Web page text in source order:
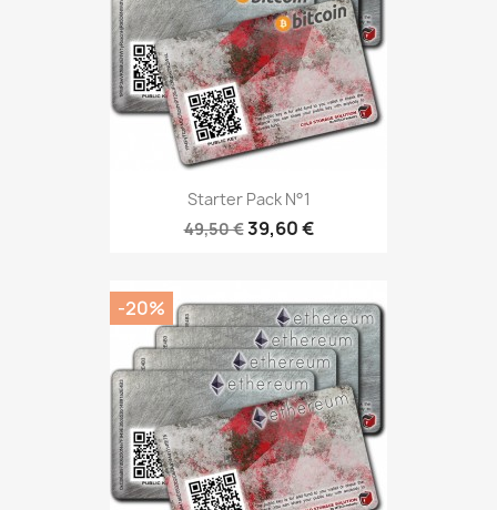
Starter Pack N°1
49,50 €39,60 €
-20%